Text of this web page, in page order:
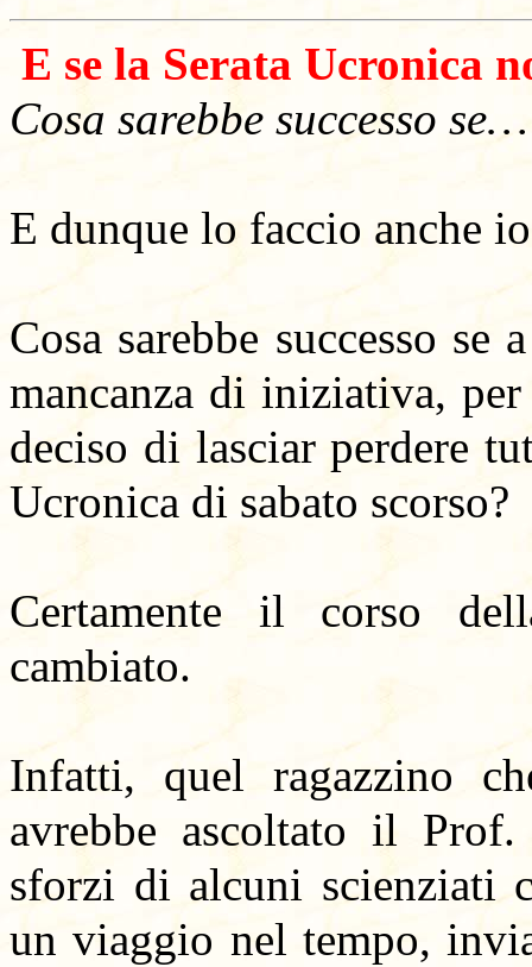
E se la Serata Ucronica
Cosa sarebbe successo
E dunque lo faccio anche
Cosa sarebbe successo
mancanza di iniziativa,
deciso di lasciar perdere
Ucronica di sabato scorso?
Certamente il corso
cambiato.
Infatti, quel ragazzino
avrebbe ascoltato il
sforzi di alcuni scienziati
un viaggio nel tempo,